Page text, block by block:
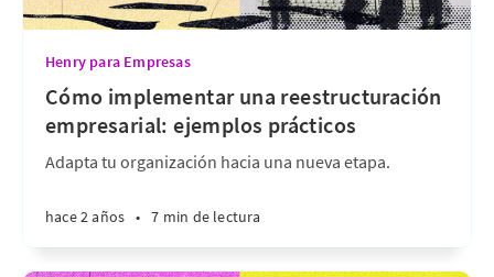
Henry para Empresas
Cómo implementar una reestructuración
empresarial: ejemplos prácticos
Adapta tu organización hacia una nueva etapa.
hace 2 años • 7 min de lectura